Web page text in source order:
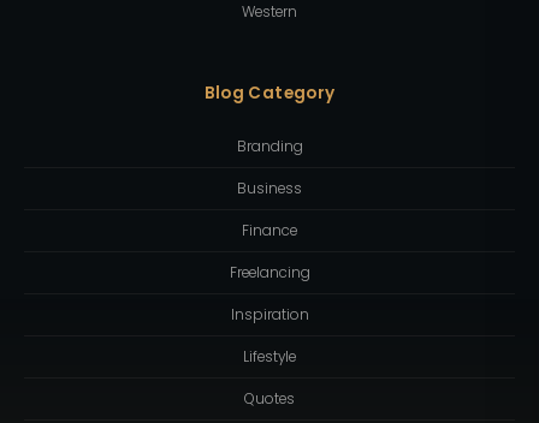
Western
Blog Category
Branding
Business
Finance
Freelancing
Inspiration
Lifestyle
Quotes